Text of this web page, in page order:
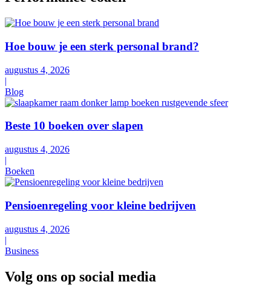
Hoe bouw je een sterk personal brand?
augustus 4, 2026
|
Blog
Beste 10 boeken over slapen
augustus 4, 2026
|
Boeken
Pensioenregeling voor kleine bedrijven
augustus 4, 2026
|
Business
Volg ons op social media